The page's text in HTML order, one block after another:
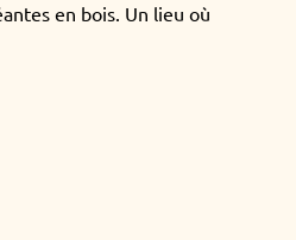
en bois. Un lieu où